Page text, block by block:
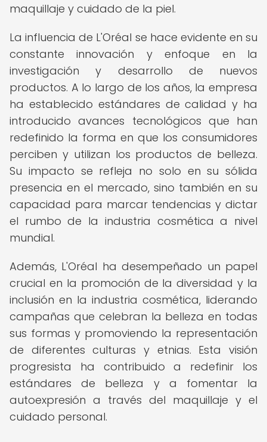
maquillaje y cuidado de la piel.
La influencia de L'Oréal se hace evidente en su
constante innovación y enfoque en la
investigación y desarrollo de nuevos
productos. A lo largo de los años, la empresa
ha establecido estándares de calidad y ha
introducido avances tecnológicos que han
redefinido la forma en que los consumidores
perciben y utilizan los productos de belleza.
Su impacto se refleja no solo en su sólida
presencia en el mercado, sino también en su
capacidad para marcar tendencias y dictar
el rumbo de la industria cosmética a nivel
mundial.
Además, L'Oréal ha desempeñado un papel
crucial en la promoción de la diversidad y la
inclusión en la industria cosmética, liderando
campañas que celebran la belleza en todas
sus formas y promoviendo la representación
de diferentes culturas y etnias. Esta visión
progresista ha contribuido a redefinir los
estándares de belleza y a fomentar la
autoexpresión a través del maquillaje y el
cuidado personal.